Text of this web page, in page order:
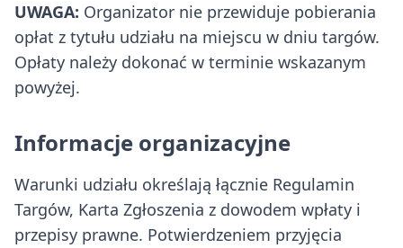
UWAGA: Organizator nie przewiduje pobierania
opłat z tytułu udziału na miejscu w dniu targów.
Opłaty należy dokonać w terminie wskazanym
powyżej.
Informacje organizacyjne
Warunki udziału określają łącznie Regulamin
Targów, Karta Zgłoszenia z dowodem wpłaty i
przepisy prawne. Potwierdzeniem przyjęcia